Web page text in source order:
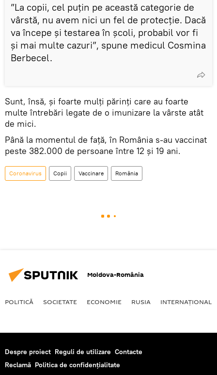
”La copii, cel puțin pe această categorie de
vârstă, nu avem nici un fel de protecție. Dacă
va începe și testarea în școli, probabil vor fi
și mai multe cazuri”, spune medicul Cosmina
Berbecel.
Sunt, însă, și foarte mulți părinți care au foarte
multe întrebări legate de o imunizare la vârste atât
de mici.
Până la momentul de față, în România s-au vaccinat
peste 382.000 de persoane între 12 şi 19 ani.
Coronavirus Copii Vaccinare România
Moldova-România
POLITICĂ SOCIETATE ECONOMIE RUSIA INTERNAŢIONAL
Despre proiect Reguli de utilizare Contacte
Reclamă Politica de confidențialitate